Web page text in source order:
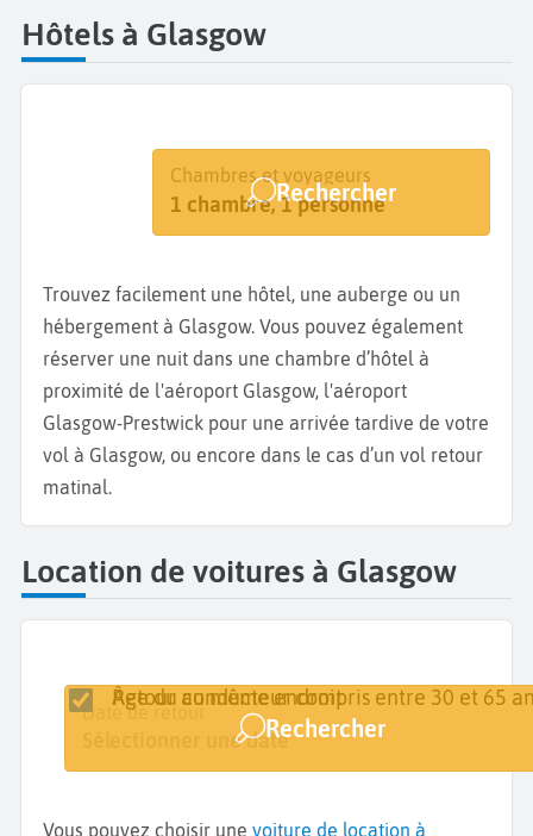
Hôtels à Glasgow
Destination
Glasgow
Dates
Dates de votre séjour
Chambres et voyageurs
1 chambre, 1 personne
Rechercher
Trouvez facilement une hôtel, une auberge ou un
hébergement à Glasgow. Vous pouvez également
réserver une nuit dans une chambre d’hôtel à
proximité de l'aéroport Glasgow, l'aéroport
Glasgow-Prestwick pour une arrivée tardive de votre
vol à Glasgow, ou encore dans le cas d’un vol retour
matinal.
Location de voitures à Glasgow
Lieu de retrait
Date de retrait
Sélectionner une date
Date de retour
Sélectionner une date
Retour au même endroit
Âge du conducteur compris entre 30 et 65
Rechercher
Vous pouvez choisir une voiture de location à